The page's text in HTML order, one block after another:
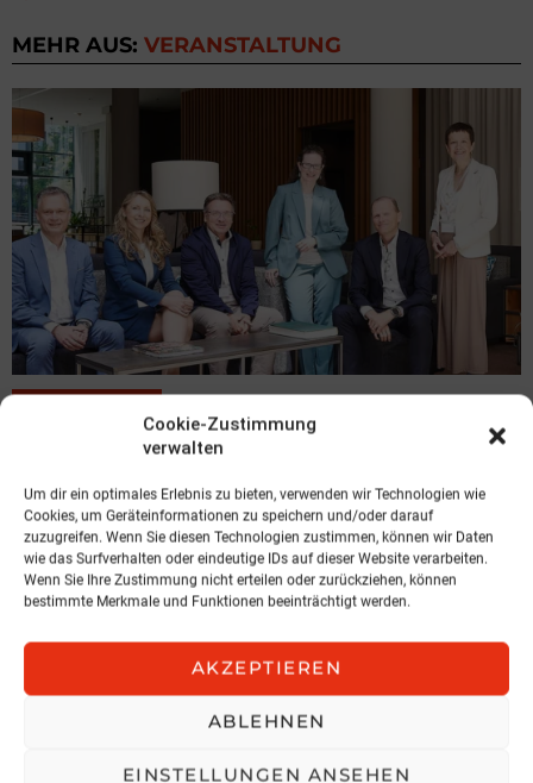
Cookie-Zustimmung
verwalten
Um dir ein optimales Erlebnis zu bieten, verwenden wir Technologien wie
Cookies, um Geräteinformationen zu speichern und/oder darauf
zuzugreifen. Wenn Sie diesen Technologien zustimmen, können wir Daten
wie das Surfverhalten oder eindeutige IDs auf dieser Website verarbeiten.
Wenn Sie Ihre Zustimmung nicht erteilen oder zurückziehen, können
bestimmte Merkmale und Funktionen beeinträchtigt werden.
AKZEPTIEREN
ABLEHNEN
EINSTELLUNGEN ANSEHEN
MEHR AUS: VERANSTALTUNG
VERANSTALTUNG
Insurance 360° – Nachhaltiges
Wachstum durch Innovation
Österreichische Gesellschaft für Versicherungsfachwissen
3. August 2026, 5:03